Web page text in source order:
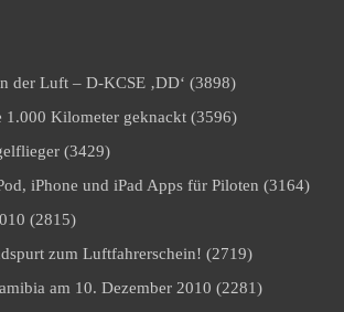
der Luft – D-KCSE ‚DD‘ (3898)
1.000 Kilometer geknackt (3596)
(3429)
iPhone und iPad Apps für Piloten (3164)
(2815)
zum Luftfahrerschein! (2719)
am 10. Dezember 2010 (2281)